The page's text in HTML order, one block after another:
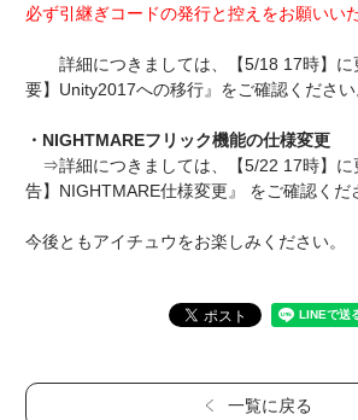
必ず引継ぎコードの発行と控えをお願いい
詳細につきましては、【5/18 17時】に
要】Unity2017への移行』をご確認ください
・NIGHTMAREフリック機能の仕様変更
⇒詳細につきましては、【5/22 17時】に
告】NIGHTMARE仕様変更』 をご確認くだ
今後ともアイチュウをお楽しみください。
一覧に戻る